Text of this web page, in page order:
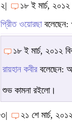
২|
১৮ ই মার্চ,
প্রীিত ওয়ােরছাবলেছেন:
১৮ ই মার্চ, ২০১২
রায়হান কবীর বলেছেন:
শুভ কামনা রইলো।
৩|
২১ শে মার্চ,